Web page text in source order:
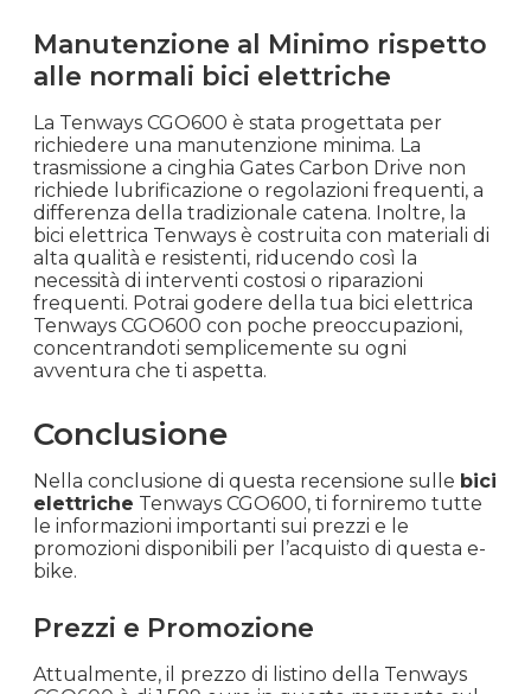
Manutenzione al Minimo rispetto
alle normali bici elettriche
La Tenways CGO600 è stata progettata per
richiedere una manutenzione minima. La
trasmissione a cinghia Gates Carbon Drive non
richiede lubrificazione o regolazioni frequenti, a
differenza della tradizionale catena. Inoltre, la
bici elettrica Tenways è costruita con materiali di
alta qualità e resistenti, riducendo così la
necessità di interventi costosi o riparazioni
frequenti. Potrai godere della tua bici elettrica
Tenways CGO600 con poche preoccupazioni,
concentrandoti semplicemente su ogni
avventura che ti aspetta.
Conclusione
Nella conclusione di questa recensione sulle bici
elettriche Tenways CGO600, ti forniremo tutte
le informazioni importanti sui prezzi e le
promozioni disponibili per l’acquisto di questa e-
bike.
Prezzi e Promozione
Attualmente, il prezzo di listino della Tenways